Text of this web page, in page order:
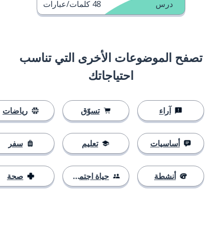
درس 48 كلمات/عبارات
تصفح الموضوعات الأخرى التي تناسب
احتياجاتك
آراء
أساسيات
أنشطة
تسوّق
تعليم
حياة اجتماعية
رياضات
سفر
صحة